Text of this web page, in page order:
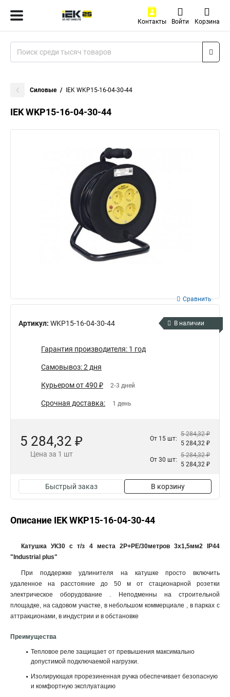
Контакты Войти Корзина
Силовые IEK WKP15-16-04-30-44
IEK WKP15-16-04-30-44
Артикул: WKP15-16-04-30-44
Сравнить
В наличии
Гарантия производителя: 1 год
Самовывоз: 2 дня
Курьером от 490 ₽ 2-3 дней
Срочная доставка: 1 день
5 284,32 ₽
Цена за 1 шт
От 15 шт:
5 284,32 ₽
5 284,32 ₽
От 30 шт:
5 284,32 ₽
5 284,32 ₽
Быстрый заказ В корзину
Описание IEK WKP15-16-04-30-44
Катушка УК30 с т/з 4 места 2Р+PЕ/30метров 3х1,5мм2 IP44
"Industrial plus"
При поддержке удлинителя на катушке просто включить
удаленное на расстояние до 50 м от стационарной розетки
электрическое оборудование . Неподменны на строительной
площадке, на садовом участке, в небольшом коммерциале , в парках с
аттракционами, в индустрии и в обстановке
Преимущества
Тепловое реле защищает от превышения максимально
допустимой подключаемой нагрузки.
Изолирующая прорезиненная ручка обеспечивает безопасную
и комфортную эксплуатацию